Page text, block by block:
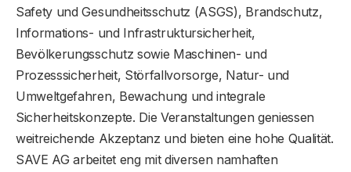
Safety und Gesundheitsschutz (ASGS), Brandschutz,
Informations- und Infrastruktursicherheit,
Bevölkerungsschutz sowie Maschinen- und
Prozesssicherheit, Störfallvorsorge, Natur- und
Umweltgefahren, Bewachung und integrale
Sicherheitskonzepte. Die Veranstaltungen geniessen
weitreichende Akzeptanz und bieten eine hohe Qualität.
SAVE AG arbeitet eng mit diversen namhaften